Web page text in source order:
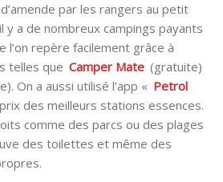
par les rangers au petit
y a de nombreux campings payants
l’on repère facilement grâce à
telles que Camper Mate (gratuite)
On a aussi utilisé l’app « Petrol
des meilleurs stations essences.
comme des parcs ou des plages
des toilettes et même des